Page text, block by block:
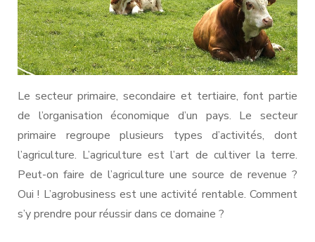
Le secteur primaire, secondaire et tertiaire, font partie
de l’organisation économique d’un pays. Le secteur
primaire regroupe plusieurs types d’activités, dont
l’agriculture. L’agriculture est l’art de cultiver la terre.
Peut-on faire de l’agriculture une source de revenue ?
Oui ! L’agrobusiness est une activité rentable. Comment
s’y prendre pour réussir dans ce domaine ?